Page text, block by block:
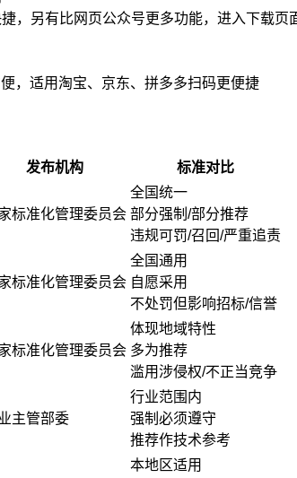
，另有比网页公众号更多功能，进入下载页
，适用淘宝、京东、拼多多扫码更便捷
发布机构 标准对比
标准化管理委员会
全国统一
部分强制/部分推荐
违规可罚/召回/严重追责
标准化管理委员会
全国通用
自愿采用
不处罚但影响招标/信誉
标准化管理委员会
体现地域特性
多为推荐
滥用涉侵权/不正当竞争
主管部委
行业范围内
强制必须遵守
推荐作技术参考
本地区适用